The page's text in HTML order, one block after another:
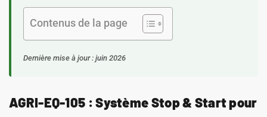
Contenus de la page
Dernière mise à jour : juin 2026
AGRI-EQ-105 : Système Stop & Start pour